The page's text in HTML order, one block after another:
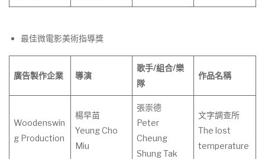
最佳微電影美術指導獎
廣告製作企業 導演
歌手/組合/樂
隊
作品名稱
Woodenswin
g Production
楊早苗
Yeung Cho
Miu
張崇德
Peter
Cheung
Shung Tak
文字調查所
The lost
temperature